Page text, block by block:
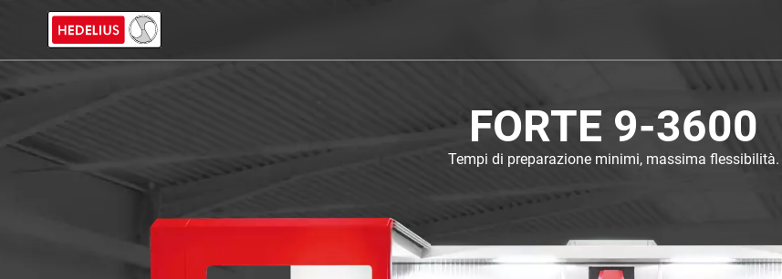
FORTE 9-3600
Tempi di preparazione minimi, massima flessibilità.